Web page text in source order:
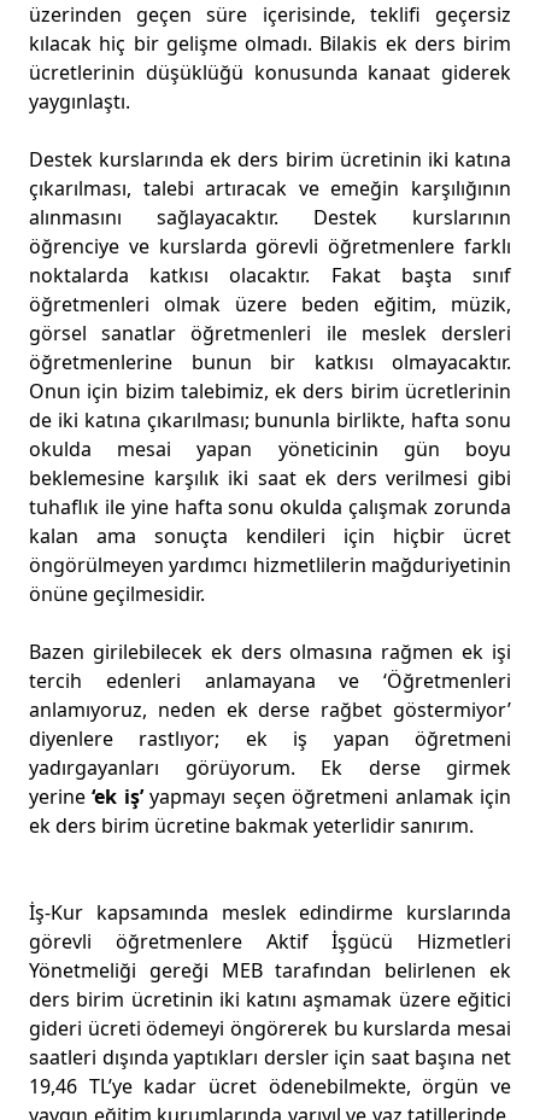
üzerinden geçen süre içerisinde, teklifi geçersiz
kılacak hiç bir gelişme olmadı. Bilakis ek ders birim
ücretlerinin düşüklüğü konusunda kanaat giderek
yaygınlaştı.
Destek kurslarında ek ders birim ücretinin iki katına
çıkarılması, talebi artıracak ve emeğin karşılığının
alınmasını sağlayacaktır. Destek kurslarının
öğrenciye ve kurslarda görevli öğretmenlere farklı
noktalarda katkısı olacaktır. Fakat başta sınıf
öğretmenleri olmak üzere beden eğitim, müzik,
görsel sanatlar öğretmenleri ile meslek dersleri
öğretmenlerine bunun bir katkısı olmayacaktır.
Onun için bizim talebimiz, ek ders birim ücretlerinin
de iki katına çıkarılması; bununla birlikte, hafta sonu
okulda mesai yapan yöneticinin gün boyu
beklemesine karşılık iki saat ek ders verilmesi gibi
tuhaflık ile yine hafta sonu okulda çalışmak zorunda
kalan ama sonuçta kendileri için hiçbir ücret
öngörülmeyen yardımcı hizmetlilerin mağduriyetinin
önüne geçilmesidir.
Bazen girilebilecek ek ders olmasına rağmen ek işi
tercih edenleri anlamayana ve ‘Öğretmenleri
anlamıyoruz, neden ek derse rağbet göstermiyor’
diyenlere rastlıyor; ek iş yapan öğretmeni
yadırgayanları görüyorum. Ek derse girmek
yerine‘ek iş’yapmayı seçen öğretmeni anlamak için
ek ders birim ücretine bakmak yeterlidir sanırım.
İş-Kur kapsamında meslek edindirme kurslarında
görevli öğretmenlere Aktif İşgücü Hizmetleri
Yönetmeliği gereği MEB tarafından belirlenen ek
ders birim ücretinin iki katını aşmamak üzere eğitici
gideri ücreti ödemeyi öngörerek bu kurslarda mesai
saatleri dışında yaptıkları dersler için saat başına net
19,46 TL’ye kadar ücret ödenebilmekte, örgün ve